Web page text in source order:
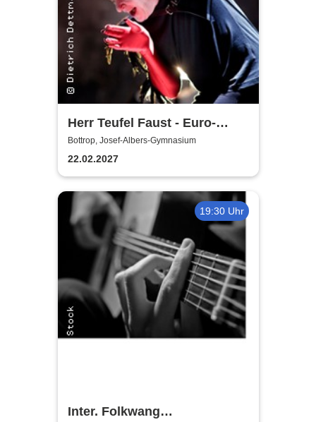
Herr Teufel Faust - Euro-
Studio Landgraf
Bottrop, Josef-Albers-Gymnasium
22.02.2027
19:30 Uhr
Inter. Folkwang